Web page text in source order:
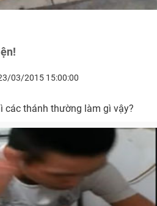
03/2015 15:00:00
các thánh thường làm gì vậy?